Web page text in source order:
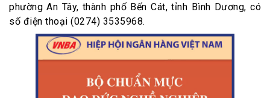
phường An Tây, thành phố Bến Cát, tỉnh Bình Dương, có
số điện thoại (0274) 3535968.